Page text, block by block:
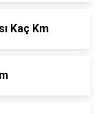
Kaç Km